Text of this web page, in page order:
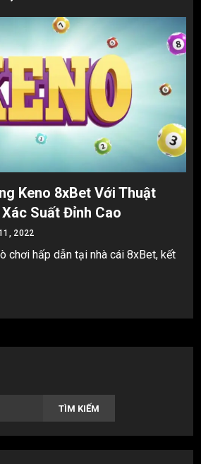
Keno 8xBet Với Thuật
Suất Đỉnh Cao
2022
chơi hấp dẫn tại nhà cái 8xBet, kết
TÌM KIẾM